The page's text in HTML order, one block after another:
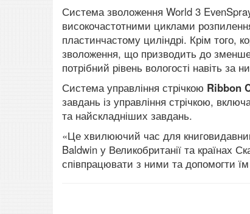
Система зволоження World 3
високочастотними циклами
пластинчастому циліндрі. Крім того,
зволоження, що призводить до
потрібний рівень вологості навіть
Система управління стрічкою Ribbon
завдань із управління стрічкою,
та найскладніших завдань.
«Це хвилюючий час для
Baldwin у Великобританії та країнах
співпрацювати з ними та допомогти